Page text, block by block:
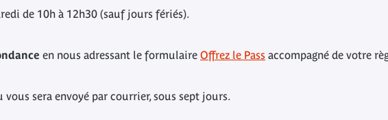
de 10h à 12h30 (sauf jours fériés).
en nous adressant le formulaire Offrez le Pass accompagné de votre
vous sera envoyé par courrier, sous sept jours.